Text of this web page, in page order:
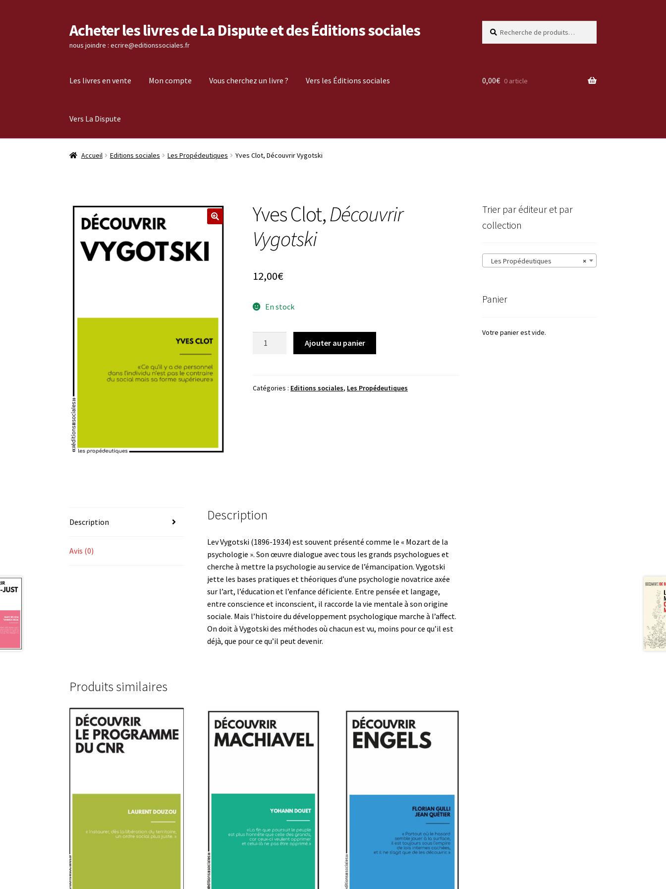
Aller
à
la
Aller
au
contenu
Acheter les livres de La Dispute et des Éditions sociales
nous joindre : ecrire@editionssociales.fr
pour :
Les livres en vente Mon compte Vous cherchez un livre ? Vers les Éditions sociales
Vers La Dispute
0,00€ 0 article
Accueil Editions sociales Les Propédeutiques Yves Clot, Découvrir Vygotski
Yves Clot,Découvrir
Vygotski
12,00€
En stock
Découvrir
Ajouter au panier
Catégories : Editions sociales, Les Propédeutiques
Description
Avis (0)
Description
Lev Vygotski (1896-1934) est souvent présenté comme le « Mozart de la
psychologie ». Son œuvre dialogue avec tous les grands psychologues et
cherche à mettre la psychologie au service de l’émancipation. Vygotski
jette les bases pratiques et théoriques d’une psychologie novatrice axée
sur l’art, l’éducation et l’enfance déficiente. Entre pensée et langage,
entre conscience et inconscient, il raccorde la vie mentale à son origine
sociale. Mais l’histoire du développement psychologique marche à l’affect.
On doit à Vygotski des méthodes où chacun est vu, moins pour ce qu’il est
déjà, que pour ce qu’il peut devenir.
Produits similaires
Trier par éditeur et par
collection
×
Les Propédeutiques
Panier
Votre panier est vide.